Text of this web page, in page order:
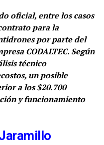
oficial, entre los casos
para la
por parte del
CODALTEC. Según
técnico
un posible
a los $20.700
y funcionamiento